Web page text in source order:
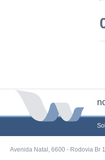
Avenida Natal, 6600 - Rodovia Br